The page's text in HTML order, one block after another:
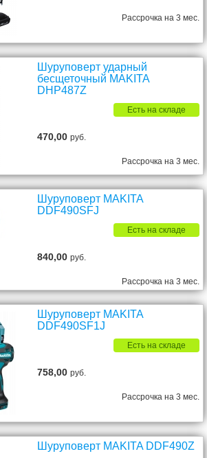
Рассрочка на 3 мес.
Шуруповерт ударный
бесщеточный MAKITA
DHP487Z
Есть на складе
470,00руб.
Рассрочка на 3 мес.
Шуруповерт MAKITA
DDF490SFJ
Есть на складе
840,00руб.
Рассрочка на 3 мес.
Шуруповерт MAKITA
DDF490SF1J
Есть на складе
758,00руб.
Рассрочка на 3 мес.
Шуруповерт MAKITA DDF490Z